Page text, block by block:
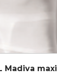
Madiva maxi